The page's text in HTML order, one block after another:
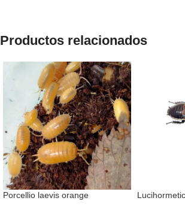
Productos relacionados
Porcellio laevis orange